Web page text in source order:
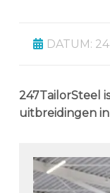
DATUM:
247TailorSteel
uitbreidingen